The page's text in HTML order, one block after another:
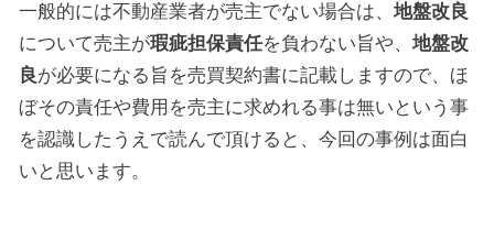
一般的には不動産業者が売主でない場合は、 地盤改良
について売主が瑕疵担保責任を負わない旨や、 地盤改
良が必要になる旨を売買契約書に記載しますので、ほ
ぼその責任や費用を売主に求めれる事は無いという事
を認識したうえで読んで頂けると、今回の事例は面白
いと思います。